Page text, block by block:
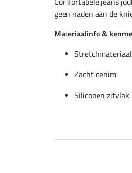
geen naden aan de
Materiaalinfo &
Stretchmateriaal
Zacht denim
Siliconen zitvlak